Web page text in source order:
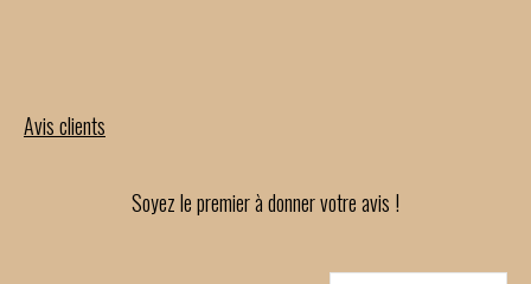
Avis clients
Soyez le premier à donner votre avis !